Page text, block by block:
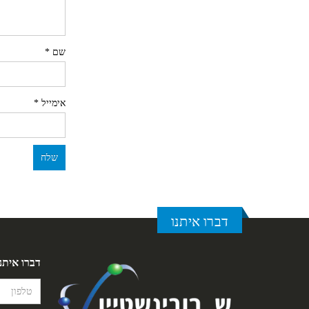
שם*
אימייל*
דברו איתנו
דברו